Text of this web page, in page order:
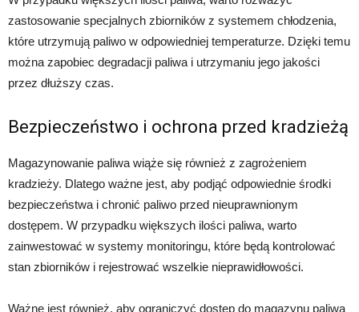
zastosowanie specjalnych zbiorników z systemem chłodzenia,
które utrzymują paliwo w odpowiedniej temperaturze. Dzięki temu
można zapobiec degradacji paliwa i utrzymaniu jego jakości
przez dłuższy czas.
Bezpieczeństwo i ochrona przed kradzieżą
Magazynowanie paliwa wiąże się również z zagrożeniem
kradzieży. Dlatego ważne jest, aby podjąć odpowiednie środki
bezpieczeństwa i chronić paliwo przed nieuprawnionym
dostępem. W przypadku większych ilości paliwa, warto
zainwestować w systemy monitoringu, które będą kontrolować
stan zbiorników i rejestrować wszelkie nieprawidłowości.
Ważne jest również, aby ograniczyć dostęp do magazynu paliwa